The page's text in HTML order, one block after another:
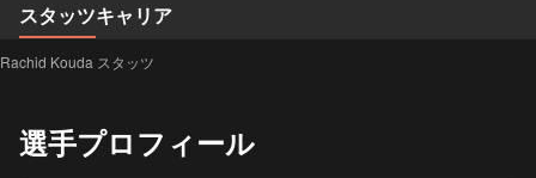
スタッツキャリア
Rachid Kouda スタッツ
選手プロフィール